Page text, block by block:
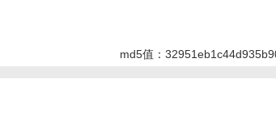
md5值：